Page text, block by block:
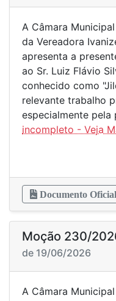
A Câmara
da Vereadora
apresenta a
ao Sr. Luiz Flávio
conhecido como
relevante trabalho
especialmente pela
Documento Oficial
Moção 230/
de 19/06/2026
A Câmara